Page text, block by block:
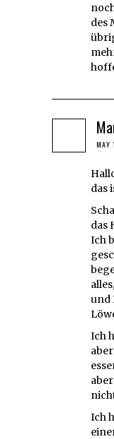
des
MAY
das
das
Ich
und
Ich
Ich